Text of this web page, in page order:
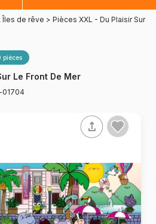
Îles de rêve > Pièces XXL - Du Plaisir Sur
pièces
Le Front De Mer
01704